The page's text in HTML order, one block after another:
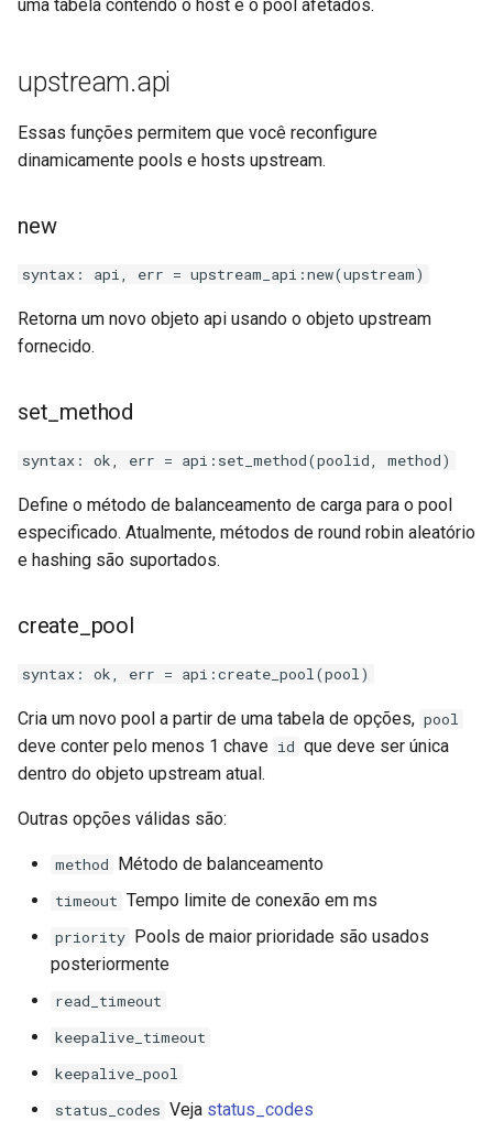
testcookie
traffic-accounting
ts
unbrotli
untar
unzstd
upload-progress
upload
upstream-dynamic
upstream-fair
upstream-jdomain
upsync
vts
waf
wasm-wasmtime
webp
uma tabela contendo o host e o pool afetados.
upstream.api
Essas funções permitem que você reconfigure
dinamicamente pools e hosts upstream.
new
syntax: api, err = upstream_api:new(upstream)
Retorna um novo objeto api usando o objeto upstream
fornecido.
set_method
syntax: ok, err = api:set_method(poolid, method)
Define o método de balanceamento de carga para o pool
especificado. Atualmente, métodos de round robin aleatório
e hashing são suportados.
create_pool
syntax: ok, err = api:create_pool(pool)
Cria um novo pool a partir de uma tabela de opções, pool
deve conter pelo menos 1 chave id que deve ser única
dentro do objeto upstream atual.
Outras opções válidas são:
method Método de balanceamento
timeout Tempo limite de conexão em ms
priority Pools de maior prioridade são usados
posteriormente
read_timeout
keepalive_timeout
keepalive_pool
status_codes Veja status_codes